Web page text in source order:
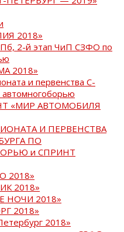
2018»
2-й этап ЧиП СЗФО по
2018»
и первенства С-
«МИР АВТОМОБИЛЯ
И ПЕРВЕНСТВА
ПО
и СПРИНТ
2018»
2018»
НОЧИ 2018»
2018»
2018»